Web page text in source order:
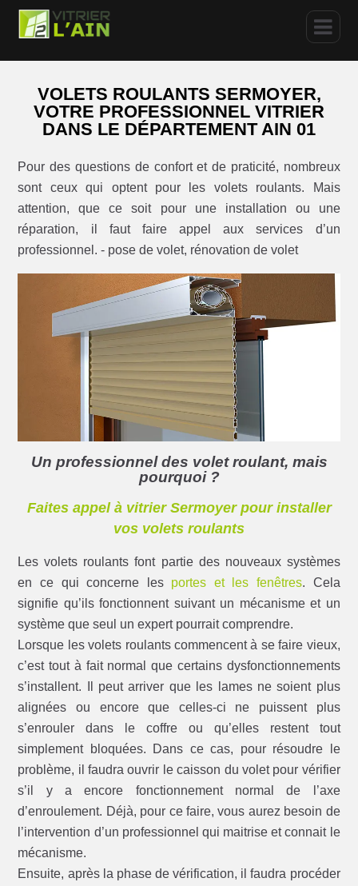
VOLETS ROULANTS SERMOYER,
VOTRE PROFESSIONNEL VITRIER
DANS LE DÉPARTEMENT AIN 01
Pour des questions de confort et de praticité, nombreux
sont ceux qui optent pour les volets roulants. Mais
attention, que ce soit pour une installation ou une
réparation, il faut faire appel aux services d’un
professionnel. - pose de volet, rénovation de volet
Un professionnel des volet roulant, mais
pourquoi ?
Faites appel à vitrier Sermoyer pour installer
vos volets roulants
Les volets roulants font partie des nouveaux systèmes
en ce qui concerne les portes et les fenêtres. Cela
signifie qu’ils fonctionnent suivant un mécanisme et un
système que seul un expert pourrait comprendre.
Lorsque les volets roulants commencent à se faire vieux,
c’est tout à fait normal que certains dysfonctionnements
s’installent. Il peut arriver que les lames ne soient plus
alignées ou encore que celles-ci ne puissent plus
s’enrouler dans le coffre ou qu’elles restent tout
simplement bloquées. Dans ce cas, pour résoudre le
problème, il faudra ouvrir le caisson du volet pour vérifier
s’il y a encore fonctionnement normal de l’axe
d’enroulement. Déjà, pour ce faire, vous aurez besoin de
l’intervention d’un professionnel qui maitrise et connait le
mécanisme.
Ensuite, après la phase de vérification, il faudra procéder